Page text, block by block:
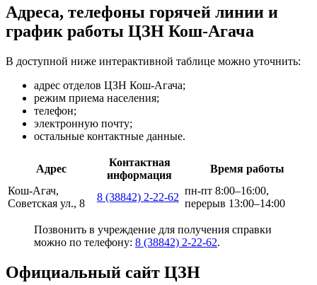
Адреса, телефоны горячей линии и
график работы ЦЗН Кош-Агача
В доступной ниже интерактивной таблице можно уточнить:
адрес отделов ЦЗН Кош-Агача;
режим приема населения;
телефон;
электронную почту;
остальные контактные данные.
Адрес
Контактная
информация
Время работы
Кош-Агач,
Советская ул., 8
8 (38842) 2-22-62
пн-пт 8:00–16:00,
перерыв 13:00–14:00
Позвонить в учреждение для получения справки
можно по телефону: 8 (38842) 2-22-62.
Официальный сайт ЦЗН